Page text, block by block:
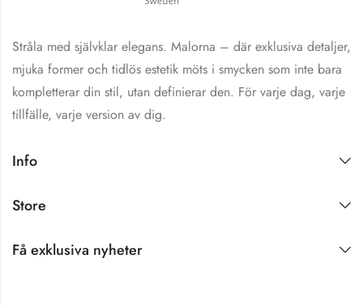
Stråla med självklar elegans. Malorna – där exklusiva detaljer,
mjuka former och tidlös estetik möts i smycken som inte bara
kompletterar din stil, utan definierar den. För varje dag, varje
tillfälle, varje version av dig.
Info
Store
Få exklusiva nyheter